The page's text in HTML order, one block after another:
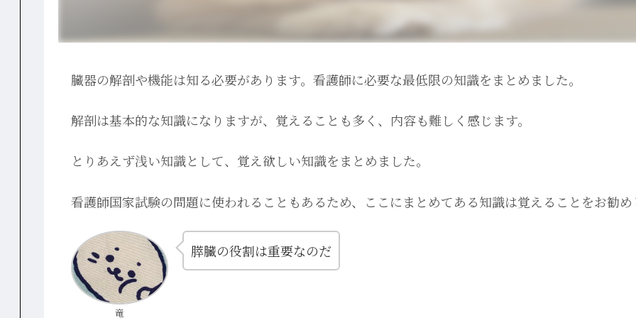
臓器の解剖や機能は知る必要があります。看護師に必要な最低限の知識をまとめました。
解剖は基本的な知識になりますが、覚えることも多く、内容も難しく感じます。
とりあえず浅い知識として、覚え欲しい知識をまとめました。
看護師国家試験の問題に使われることもあるため、ここにまとめてある知識は覚えることをお勧め
竜
膵臓の役割は重要なのだ